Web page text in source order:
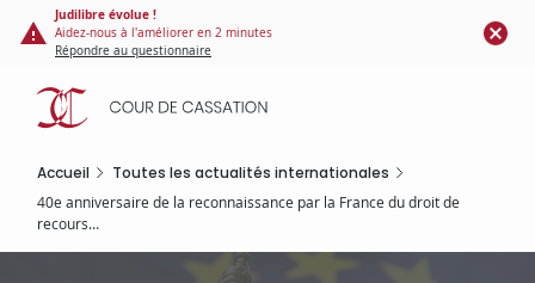
Panneau de gestion des cookies
contenu
principal
Judilibre évolue !
Aidez-nous à l'améliorer en 2 minutes
Répondre au questionnaire
Accueil Toutes les actualités internationales
40e anniversaire de la reconnaissance par la France du droit de
recours…